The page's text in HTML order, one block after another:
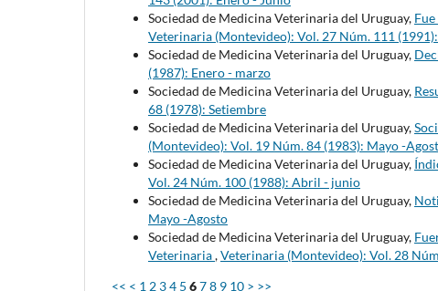
Sociedad de Medicina Veterinaria del Uruguay,
Veterinaria (Montevideo): Vol. 27 Núm. 111
Sociedad de Medicina Veterinaria del Uruguay,
(1987): Enero - marzo
Sociedad de Medicina Veterinaria del Uruguay,
68 (1978): Setiembre
Sociedad de Medicina Veterinaria del Uruguay,
(Montevideo): Vol. 19 Núm. 84 (1983): Mayo -
Sociedad de Medicina Veterinaria del Uruguay,
Vol. 24 Núm. 100 (1988): Abril - junio
Sociedad de Medicina Veterinaria del Uruguay,
Mayo -Agosto
Sociedad de Medicina Veterinaria del Uruguay,
Veterinaria,Veterinaria (Montevideo): Vol. 28
<< < 1 2 34 5 678 9 10 > >>